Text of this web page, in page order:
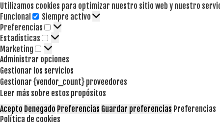
Utilizamos cookies para optimizar nuestro sitio web y nuestro
Funcional
Funcional
Siempre activo
Preferencias
Preferencias
Estadísticas Estadísticas
Marketing Marketing
Administrar opciones
Gestionar los servicios
Gestionar {vendor_count} proveedores
Leer más sobre estos propósitos
Acepto Denegado Preferencias Guardar preferencias Preferencias
Política de cookies